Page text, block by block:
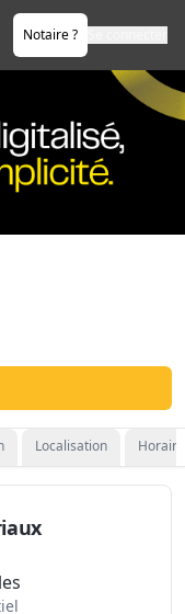
Notaire ?
Localisation